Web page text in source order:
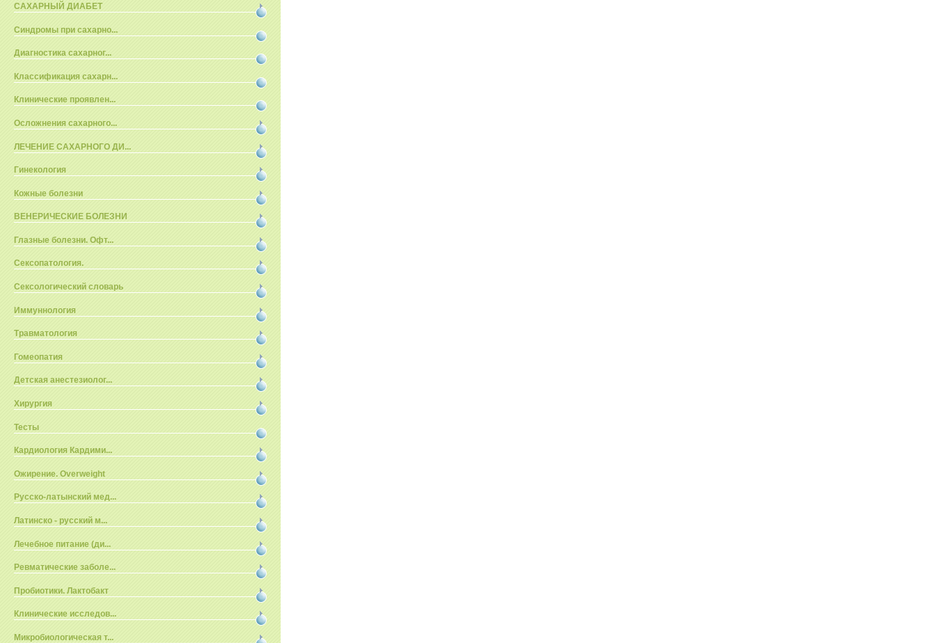
САХАРНЫЙ ДИАБЕТ
Синдромы при сахарно...
Диагностика сахарног...
Классификация сахарн...
Клинические проявлен...
Осложнения сахарного...
ЛЕЧЕНИЕ САХАРНОГО ДИ...
Гинекология
Кожные болезни
ВЕНЕРИЧЕСКИЕ БОЛЕЗНИ
Глазные болезни. Офт...
Сексопатология.
Сексологический словарь
Иммуннология
Травматология
Гомеопатия
Детская анестезиолог...
Хирургия
Тесты
Кардиология Кардими...
Ожирение. Overweight
Русско-латынский мед...
Латинско - русский м...
Лечебное питание (ди...
Ревматические заболе...
Пробиотики. Лактобакт
Клинические исследов...
Микробиологическая т...